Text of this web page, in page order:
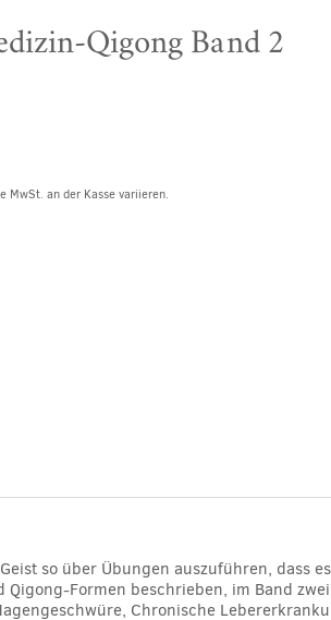
Qigong Band 2
MwSt. an der Kasse variieren.
so über Übungen auszuführen, dass
Formen beschrieben, im Band
Chronische